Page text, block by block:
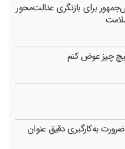
برای بازنگری عدالت‌محور
چیز عوض کنم
به‌کارگیری دقیق عنوان